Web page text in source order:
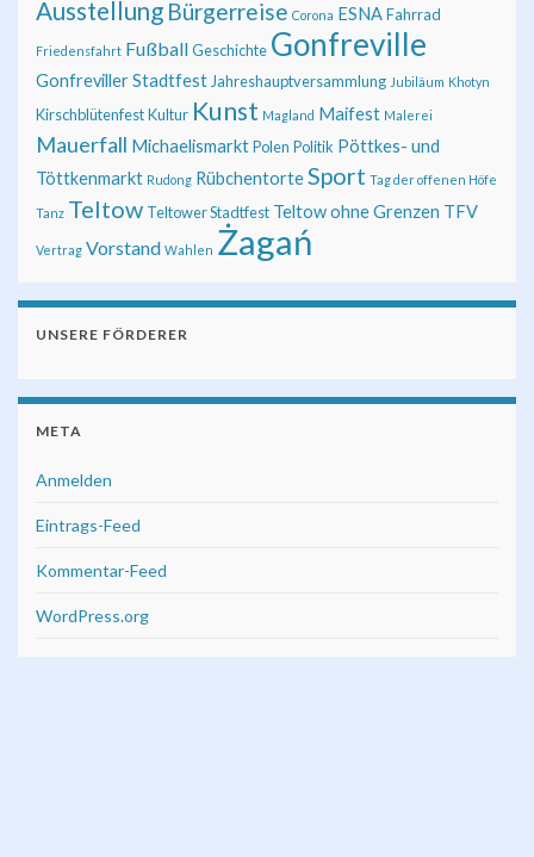
Ausstellung Bürgerreise Corona ESNAFahrrad
Friedensfahrt FußballGeschichte Gonfreville
Gonfreviller Stadtfest Jahreshauptversammlung Jubiläum Khotyn
KirschblütenfestKultur Kunst Magland Maifest Malerei
Mauerfall MichaelismarktPolen Politik Pöttkes- und
Töttkenmarkt Rudong RübchentorteSport Tag der offenen Höfe
Tanz Teltow Teltower Stadtfest Teltow ohne Grenzen TFV
Vertrag Vorstand Wahlen Żagań
UNSERE FÖRDERER
META
Anmelden
Eintrags-Feed
Kommentar-Feed
WordPress.org